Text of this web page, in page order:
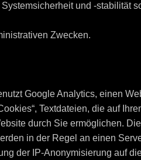
Systemsicherheit und -stabilität
Zwecken.
Google Analytics, einen
Textdateien, die auf
durch Sie ermöglichen.
in der Regel an einen
der IP-Anonymisierung auf